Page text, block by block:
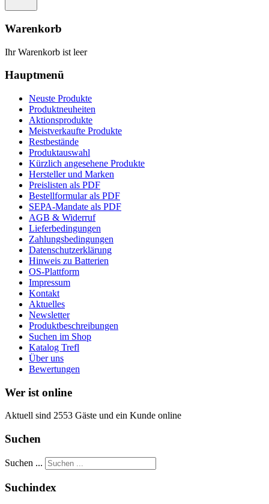
Warenkorb
Ihr Warenkorb ist leer
Hauptmenü
Neuste Produkte
Produktneuheiten
Aktionsprodukte
Meistverkaufte Produkte
Restbestände
Produktauswahl
Kürzlich angesehene Produkte
Hersteller und Marken
Preislisten als PDF
Bestellformular als PDF
SEPA-Mandate als PDF
AGB & Widerruf
Lieferbedingungen
Zahlungsbedingungen
Datenschutzerklärung
Hinweis zu Batterien
OS-Plattform
Impressum
Kontakt
Aktuelles
Newsletter
Produktbeschreibungen
Suchen im Shop
Katalog Trefl
Über uns
Bewertungen
Wer ist online
Aktuell sind 2553 Gäste und ein Kunde online
Suchen
Suchen ...
Suchindex